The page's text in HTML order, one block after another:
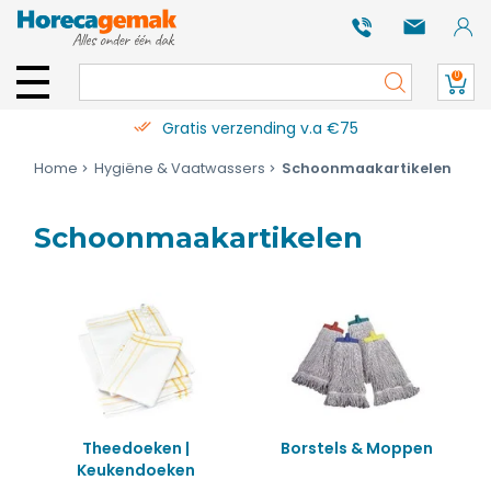
0
Gratis verzending v.a €75
Home Hygiëne & Vaatwassers Schoonmaakartikelen
Schoonmaakartikelen
Theedoeken |
Keukendoeken
Borstels & Moppen